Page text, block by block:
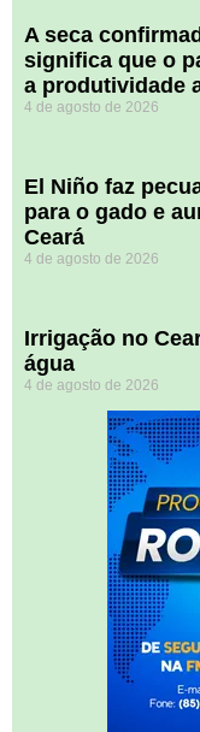
A seca
significa que o
a produtividade
4 de agosto de 2026
El Niño faz
para o gado e
Ceará
4 de agosto de 2026
Irrigação no
água
4 de agosto de 2026